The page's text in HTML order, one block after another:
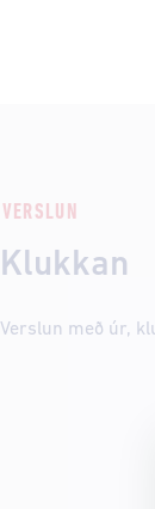
VERSLUN
Klukkan
Verslun með úr,